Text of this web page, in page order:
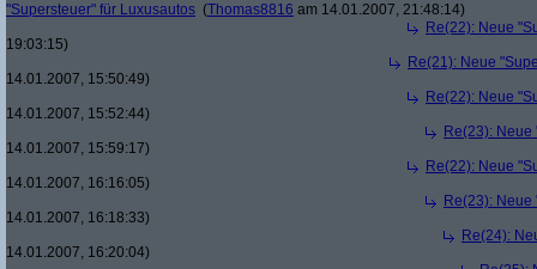
"Supersteuer" für Luxusautos (Thomas8816 am 14.01.2007, 21:48:14)
Re(22): Neue
19:03:15)
Re(21): Neue
14.01.2007, 15:50:49)
Re(22): Neue
14.01.2007, 15:52:44)
Re(23):
14.01.2007, 15:59:17)
Re(22): Neue
14.01.2007, 16:16:05)
Re(23):
14.01.2007, 16:18:33)
Re(24):
14.01.2007, 16:20:04)